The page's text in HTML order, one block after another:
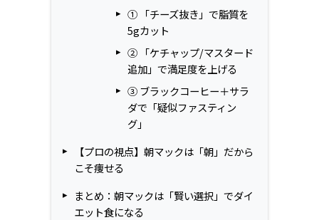
① 「チーズ抜き」で脂質を
5gカット
② 「ケチャップ/マスタード
追加」で満足度を上げる
③ ブラックコーヒー＋サラ
ダで「疑似ファスティン
グ」
【プロの視点】朝マックは「朝」だから
こそ痩せる
まとめ：朝マックは「賢い選択」でダイ
エット食になる